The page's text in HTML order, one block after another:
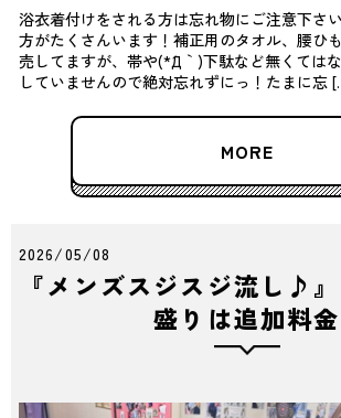
浴衣着付けをされる方は忘れ物にご注意下さ
方がたくさんいます！補正用のタオル、腰ひ
売してますが、帯や(*´Д｀)下駄など無くては
していませんので絶対忘れずにっ！たまに忘
MORE
2026/05/08
『メンズスジスジ流し♪
盛りは追加料金